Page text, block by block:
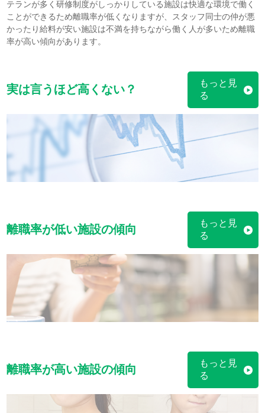
テランが多く研修制度がしっかりしている施設は快適な環境で働く
ことができるため離職率が低くなりますが、スタッフ同士の仲が悪
かったり給料が安い施設は不満を持ちながら働く人が多いため離職
率が高い傾向があります。
実は言うほど高くない？
もっと見
る
離職率が低い施設の傾向
もっと見
る
離職率が高い施設の傾向
もっと見
る